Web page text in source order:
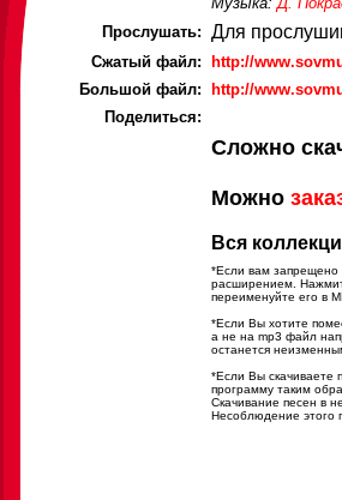
Прослушать: Для
Cжатый файл:
http://
Большой файл:
http://
Поделиться:
Сложно
Можно
Вся
*Если вам запрещено
расширением.
переименуйте его в
*Если Вы хотите
а не на mp3 файл
останется
*Если Вы скачиваете
программу таким
Скачивание песен в
Несоблюдение этого